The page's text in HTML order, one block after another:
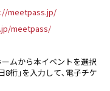
meetpass.jp/
meetpass/
ムから本イベントを選択
8桁｣を入力して､電子チケ